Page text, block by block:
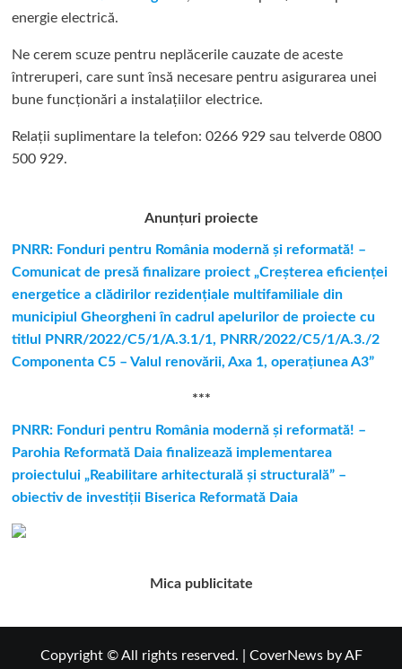
energie electrică.
Ne cerem scuze pentru neplăcerile cauzate de aceste
întreruperi, care sunt însă necesare pentru asigurarea unei
bune funcționări a instalațiilor electrice.
Relații suplimentare la tel efon: 0266 929 sau telverde 0800
500 929.
Anunțuri proiecte
PNRR: Fonduri pentru România modernă şi reformată! –
Comunicat de presă finalizare proiect „Creşterea eficienţei
energetice a clădirilor rezidenţiale multifamiliale din
municipiul Gheorgheni în cadrul apelurilor de proiecte cu
titlul PNRR/2022/C5/1/A.3.1/1, PNRR/2022/C5/1/A.3./2
Componenta C5 – Valul renovării, Axa 1, operaţiunea A3”
***
PNRR: Fonduri pentru România modernă și reformată! –
Parohia Reformată Daia finalizează implementarea
proiectului „Reabilitare arhitecturală și structurală” –
obiectiv de investiții Biserica Reformată Daia
Mica publicitate
Copyright © All rights reserved. CoverNewsby AF